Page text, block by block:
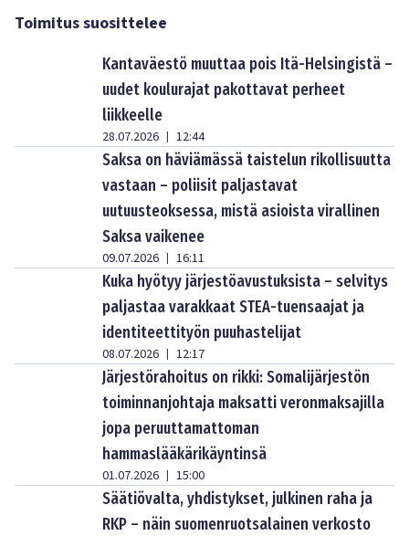
Toimitus suosittelee
Kantaväestö muuttaa pois Itä-Helsingistä –
uudet koulurajat pakottavat perheet
liikkeelle
28.07.2026 | 12:44
Saksa on häviämässä taistelun rikollisuutta
vastaan – poliisit paljastavat
uutuusteoksessa, mistä asioista virallinen
Saksa vaikenee
09.07.2026 | 16:11
Kuka hyötyy järjestöavustuksista – selvitys
paljastaa varakkaat STEA-tuensaajat ja
identiteettityön puuhastelijat
08.07.2026 | 12:17
Järjestörahoitus on rikki: Somalijärjestön
toiminnanjohtaja maksatti veronmaksajilla
jopa peruuttamattoman
hammaslääkärikäyntinsä
01.07.2026 | 15:00
Säätiövalta, yhdistykset, julkinen raha ja
RKP – näin suomenruotsalainen verkosto